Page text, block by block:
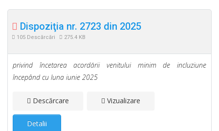
Dispoziţia nr. 2723 din 2025
105 Descărcări 275.4 KB
privind încetarea acordării venitului minim de incluziune
începând cu luna iunie 2025
Descărcare Vizualizare
Detalii